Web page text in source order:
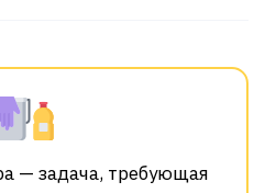
— задача, требующая